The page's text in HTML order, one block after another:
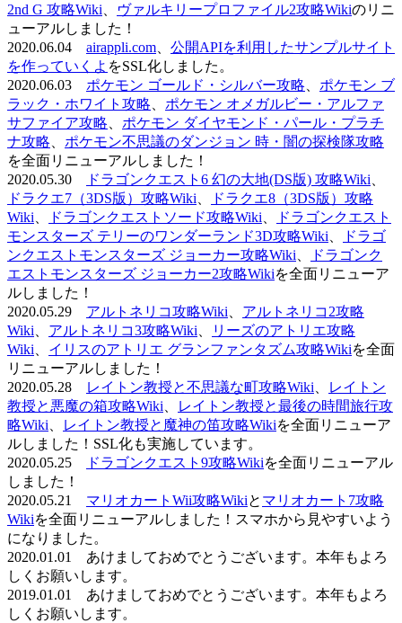
2nd G 攻略Wiki
ヴァルキリープロファイル2攻略Wikiのリニ
ューアルしました！
2020.06.04 airappli.com
公開APIを利用したサンプルサイト
を作っていくよ をSSL化しました。
2020.06.03 ポケモン ゴールド・シルバー攻略
ポケモン ブ
ラック・ホワイト攻略
ポケモン オメガルビー・アルファ
サファイア攻略
ポケモン ダイヤモンド・パール・プラチ
ナ攻略
ポケモン不思議のダンジョン 時・闇の探検隊攻略
を全面リニューアルしました！
2020.05.30
ドラゴンクエスト6 幻の大地(DS版) 攻略Wiki
ドラクエ7（3DS版）攻略Wiki
ドラクエ8（3DS版）攻略
Wiki
ドラゴンクエストソード攻略Wiki
ドラゴンクエスト
モンスターズ テリーのワンダーランド3D攻略Wiki
ドラゴ
ンクエストモンスターズ ジョーカー攻略Wiki
ドラゴンク
エストモンスターズ ジョーカー2攻略Wikiを全面リニューア
ルしました！
2020.05.29 アルトネリコ攻略Wiki
アルトネリコ2攻略
Wiki
アルトネリコ3攻略Wiki
リーズのアトリエ攻略
Wiki
イリスのアトリエ グランファンタズム攻略Wikiを全面
リニューアルしました！
2020.05.28
レイトン教授と不思議な町攻略Wiki
レイトン
教授と悪魔の箱攻略Wiki
レイトン教授と最後の時間旅行攻
略Wiki
レイトン教授と魔神の笛攻略Wikiを全面リニューア
ルしました！SSL化も実施しています。
2020.05.25
ドラゴンクエスト9攻略Wikiを全面リニューアル
しました！
2020.05.21 マリオカートWii攻略Wikiと マリオカート7攻略
Wikiを全面リニューアルしました！スマホから見やすいよう
になりました。
2020.01.01 あけましておめでとうございます。本年もよろ
しくお願いします。
2019.01.01 あけましておめでとうございます。本年もよろ
しくお願いします。